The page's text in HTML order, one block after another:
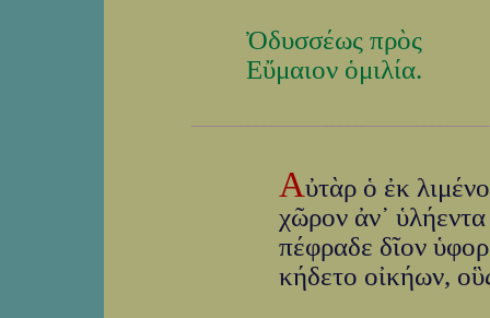
Ὀδυσσέως πρὸς
Εὔμαιον ὁμιλία.
Αὐτὰρ ὁ ἐκ
χῶρον ἀν᾽
πέφραδε δῖον
κήδετο οἰκήων,